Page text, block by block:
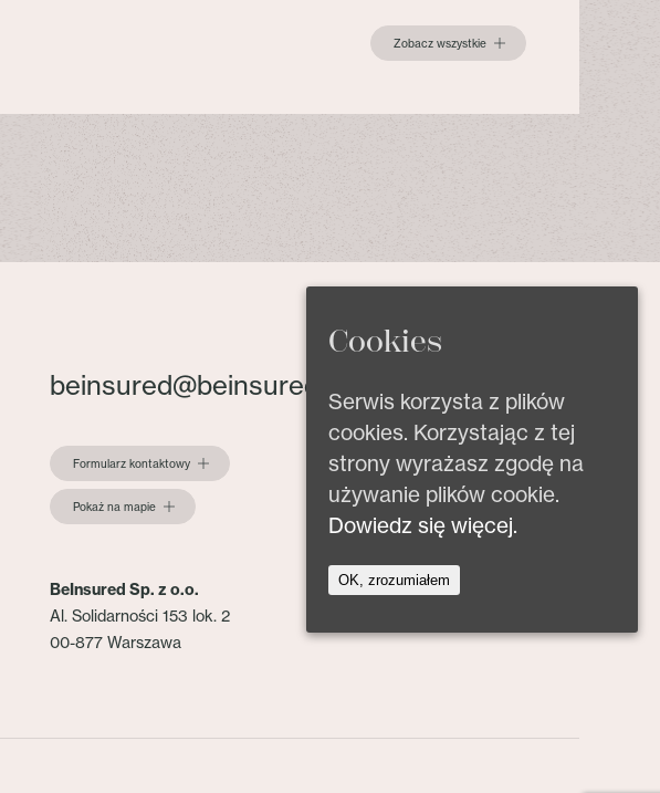
Zobacz wszystkie
beinsured@beinsured.pl
Formularz kontaktowy
Pokaż na mapie
BeInsured Sp. z o.o.
Al. Solidarności 153 lok. 2
00-877 Warszawa
Cookies
Serwis korzysta z plików
cookies. Korzystając z tej
strony wyrażasz zgodę na
używanie plików cookie.
Dowiedz się więcej.
OK, zrozumiałem